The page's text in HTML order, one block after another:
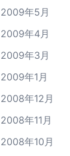
2009年5月
2009年4月
2009年3月
2009年1月
2008年12月
2008年11月
2008年10月